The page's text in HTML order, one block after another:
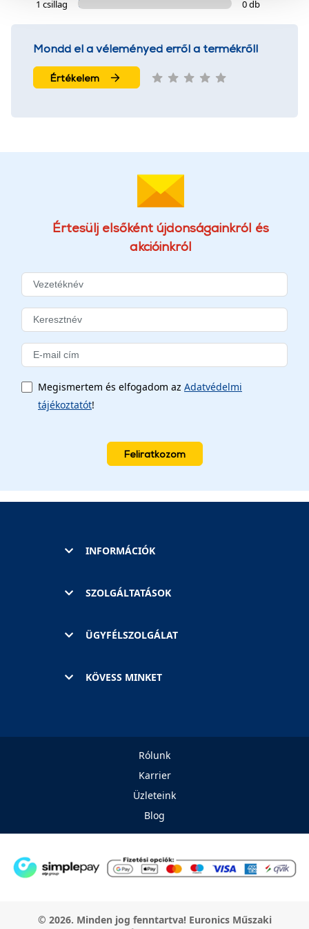
szolgáltatásaink biztosításához szükségesek. Az oldal
1 csillag
0 db
Mondd el a véleményed erről a termékről!
Értékelem
Értesülj elsőként újdonságainkról és
akcióinkról
Megismertem és elfogadom az Adatvédelmi
tájékoztatót!
Feliratkozom
INFORMÁCIÓK
SZOLGÁLTATÁSOK
ÜGYFÉLSZOLGÁLAT
KÖVESS MINKET
Rólunk
Karrier
Üzleteink
Blog
© 2026. Minden jog fenntartva! Euronics Műszaki